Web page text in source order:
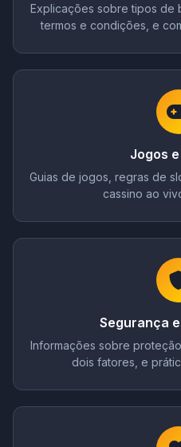
Explicações sobre tipos de
termos e condições, e
Jogos
Guias de jogos, regras de
cassino ao
Segurança
Informações sobre
dois fatores, e